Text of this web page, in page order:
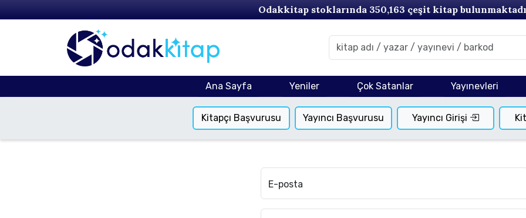
Odakkitap stoklarında 350,163 çeşit kitap
Ana Sayfa Yeniler Çok Satanlar Yayınevleri
Kitapçı Başvurusu Yayıncı Başvurusu Yayıncı Girişi
E-posta